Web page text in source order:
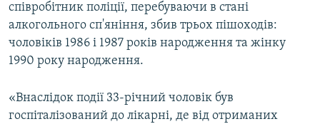
співробітник поліції, перебуваючи в стані
алкогольного сп'яніння, збив трьох пішоходів:
чоловіків 1986 і 1987 років народження та жінку
1990 року народження.
«Внаслідок події 33-річний чоловік був
госпіталізований до лікарні, де від отриманих